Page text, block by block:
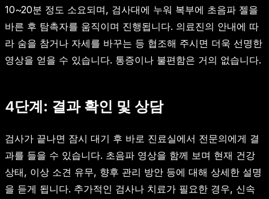
10~20분 정도 소요되며, 검사대에 누워 복부에 초음파 젤을
바른 후 탐촉자를 움직이며 진행됩니다. 의료진의 안내에 따
라 숨을 참거나 자세를 바꾸는 등 협조해 주시면 더욱 선명한
영상을 얻을 수 있습니다. 통증이나 불편함은 거의 없습니다.
4단계: 결과 확인 및 상담
검사가 끝나면 잠시 대기 후 바로 진료실에서 전문의에게 결
과를 들을 수 있습니다. 초음파 영상을 함께 보며 현재 건강
상태, 이상 소견 유무, 향후 관리 방안 등에 대해 상세한 설명
을 듣게 됩니다. 추가적인 검사나 치료가 필요한 경우, 신속